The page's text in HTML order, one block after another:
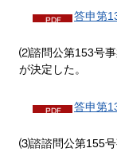
答申第
⑵諮問公第153号事
が決定した。
答申第
⑶諮諮問公第155号